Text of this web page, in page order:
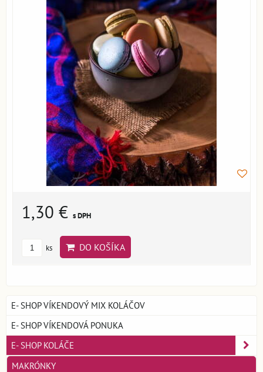
1,30 € s DPH
ks DO KOŠÍKA
E- SHOP VÍKENDOVÝ MIX KOLÁČOV
E- SHOP VÍKENDOVÁ PONUKA
E- SHOP KOLÁČE
MAKRÓNKY